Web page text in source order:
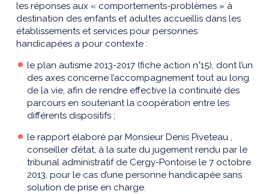
les réponses aux « comportements-problèmes » à
destination des enfants et adultes accueillis dans les
établissements et services pour personnes
handicapées a pour contexte :
le plan autisme 2013-2017 (fiche action n°15), dont l’un
des axes concerne l’accompagnement tout au long
de la vie, afin de rendre effective la continuité des
parcours en soutenant la coopération entre les
différents dispositifs ;
le rapport élaboré par Monsieur Denis Piveteau ,
conseiller d’état, à la suite du jugement rendu par le
tribunal administratif de Cergy-Pontoise le 7 octobre
2013, pour le cas d’une personne handicapée sans
solution de prise en charge.